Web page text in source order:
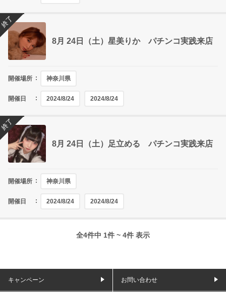
8月 24日（土）星美りか パチンコ実践来店
開催場所 神奈川県
開催日 2024/8/24 2024/8/24
終了
8月 24日（土）足立める パチンコ実践来店
開催場所 神奈川県
開催日 2024/8/24 2024/8/24
終了
全4件中 1件 ~ 4件 表示
キャンペーン お問い合わせ